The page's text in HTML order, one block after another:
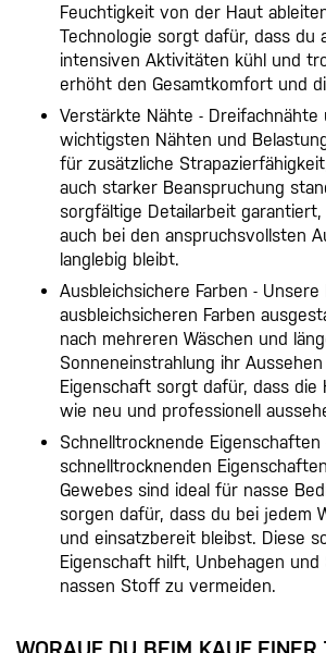
Feuchtigkeit von der Haut
Technologie sorgt dafür, dass du
intensiven Aktivitäten kühl und
erhöht den Gesamtkomfort und
Verstärkte Nähte - Dreifachnähte
wichtigsten Nähten und
für zusätzliche
auch starker Beanspruchung
sorgfältige Detailarbeit garantiert,
auch bei den anspruchsvollsten
langlebig bleibt.
Ausbleichsichere Farben -
ausbleichsicheren Farben
nach mehreren Wäschen und
Sonneneinstrahlung ihr
Eigenschaft sorgt dafür, dass die
wie neu und professionell
Schnelltrocknende Eigenschaften
schnelltrocknenden
Gewebes sind ideal für nasse
sorgen dafür, dass du bei jedem
und einsatzbereit bleibst. Diese
Eigenschaft hilft, Unbehagen
nassen Stoff zu vermeiden.